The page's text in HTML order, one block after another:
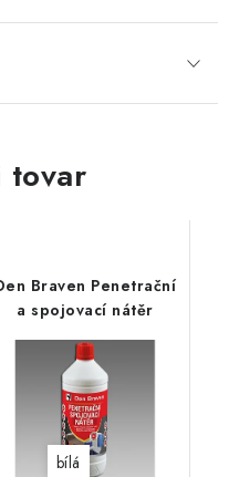
tovar
Braven Penetrační
a spojovací nátěr
bílá